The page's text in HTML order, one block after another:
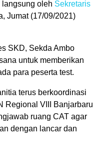
langsung oleh Sekretaris
Jumat (17/09/2021)
SKD, Sekda Ambo
untuk memberikan
para peserta test.
terus berkoordinasi
Regional VIII Banjarbaru
ruang CAT agar
dengan lancar dan